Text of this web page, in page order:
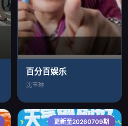
百分百娱乐
沈玉琳
更新至20260709期